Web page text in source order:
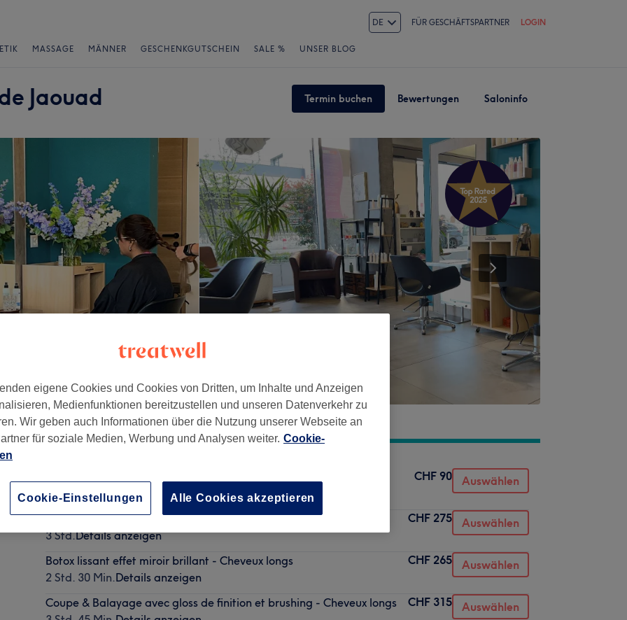
DE FÜR GESCHÄFTSPARTNER LOGIN
MASSAGE MÄNNER GESCHENKGUTSCHEIN SALE % UNSER BLOG
Jaouad Termin buchen Bewertungen Saloninfo
1 Std.Details anzeigen
CHF 90 Auswählen
Tie & Dye avec gloss de finition et brushing - Cheveux mi-longs
3 Std.Details anzeigen
CHF 275 Auswählen
Botox lissant effet miroir brillant - Cheveux longs
2 Std. 30 Min.Details anzeigen
CHF 265 Auswählen
Coupe & Balayage avec gloss de finition et brushing - Cheveux longs
CHF 315 Auswählen
eigene Cookies und Cookies von Dritten, um Inhalte und Anzeigen
Medienfunktionen bereitzustellen und unseren Datenverkehr zu
Wir geben auch Informationen über die Nutzung unserer Webseite an
für soziale Medien, Werbung und Analysen weiter. Cookie-
Alle Cookies akzeptieren
Cookie-Einstellungen